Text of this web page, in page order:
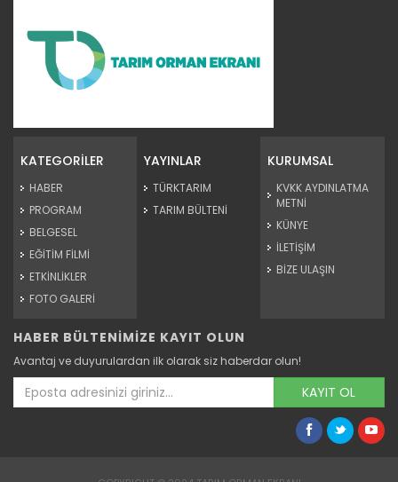
Palmiye Kırmızı Böceği
Devamını Oku ->
KATEGORİLER
HABER
PROGRAM
BELGESEL
EĞİTİM FİLMİ
ETKİNLİKLER
FOTO GALERİ
YAYINLAR
TÜRKTARIM
TARIM BÜLTENİ
KURUMSAL
KVKK AYDINLATMA
METNİ
KÜNYE
İLETİŞİM
BİZE ULAŞIN
HABER BÜLTENİMİZE KAYIT OLUN
Avantaj ve duyurulardan ilk olarak siz haberdar olun!
KAYIT OL